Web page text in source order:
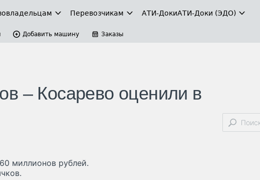
Перевозчикам АТИ-ДокиАТИ-Доки (ЭДО)
Добавить машину Заказы
– Косарево оценили в
миллионов рублей.